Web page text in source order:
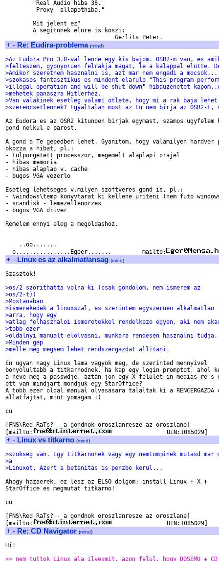
+ - Re: Eudira-problema (mind)
>Az Eudora Pro 3.0-val lenne egy kis bajom. OSR2-m van, es
>felteszem, gyonyoruen felrakja magat, le a kalappal elotte.
>Amikor szeretnem hasznalni is, azt mar nem engedi a
>szokasos fantasztikus es mindent elarulo "This program
>illegal operation and will be shut down" hibauzenetet
>mehetek panaszra Hitlerhez.
>Van valakinek esetleg valami otlete, hogy mi a rak baja lehet
>szerencsetlennek? Egyaltalan most az Eu nem birja az OSR2-
Az Eudora es az OSR2 kitunoen birjak egymast, szamos ugyfelem
gond nelkul e parost.
A gond a Te gepedben lehet. Gyanitom, hogy valamilyen hardver
okozza a hibat, pl.:
- tulporgetett processzor, megemelt alaplapi orajel
- hibas memoria
- hibas alaplap v. cache
- bugos VGA vezerlo
Esetleg lehetseges v.milyen szoftveres gond is, pl.:
- \windows\temp konyvtarat ki kellene uriteni (nem futo
- scandisk - lemezellenorzes
- bugos VGA driver
Remelem ennyi eleg a megoldashoz.
    ..oo.......
  o................Egeer.......		mailto:
+ - Linux es az alkalmatlansag (mind)
Szasztok!
>os/2 szorithatta volna ki (csak gondolom, nem ismerem az
>os/2-t))
>Mostanaban
>ismerekedek a linuxszal, es szerintem egyszeruen alkalmatlan
>arra, hogy egy
>atlag felhasznaloi ismeretekkel rendelkezo egyen, aki nem
>tobb ezer
>oldalnyi manualt elolvasni, munkara rendesen hasznalni
>Minden gep
>melle meg megsem lehet rendszergazdat allitani.
En ugyan nagy Linux lama vagyok meg, de szerinted mennyivel
bonyolultabb a titkarnodnek, ha kap egy login promptot, ahol
a neve meg a passwdje, aztan jon egy X felulet in medias re's
ott van mindjart mondjuk egy StarOffice?
A tobb ezer oldal manual olvasasara talaltak ki a RENCERGAZDA
allatfajtat, mint yomagam :)
cu
[FNS\Red RaTs? - a gondnok oroszlanresze az oroszlane]
[mailto:
+ - Linux vs titkarno (mind)
>szukseg van. Egy titkarnonek vagy egy nemtomminek mutasd mar
>a
>Linuxot. Azert a betanitas is penzbe kerul...
Ahogy hazaerek, ez lesz az ELSO dolgom: install Linux + X +
StarOffice es megmutat titkarno!
cu
[FNS\Red RaTs? - a gondnok oroszlanresze az oroszlane]
[mailto:
+ - Re: CD Navigator (mind)
Hi!
>> nem tuttok Linux ala ilyesmit, azon felul, hogy DOSEMU + CD